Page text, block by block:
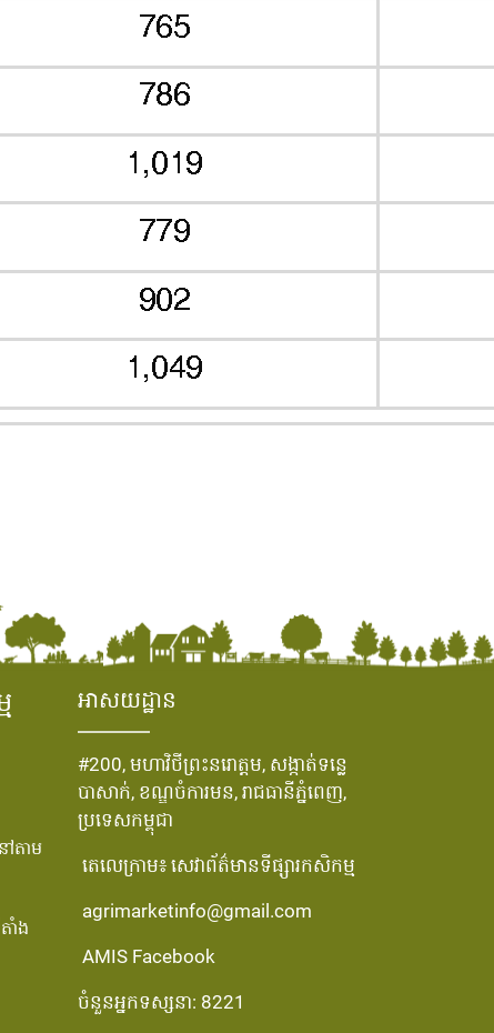
តាម
ាំង
អាសយដ្ឋាន
#200, មហាវិថីព្រះនរោត្តម, សង្កាត់ទន្លេ
បាសាក់, ខណ្ឌចំការមន, រាជធានីភ្នំពេញ,
ប្រទេសកម្ពុជា
តេលេក្រាម៖ សេវាព័ត៌មានទីផ្សារកសិកម្ម
agrimarketinfo@gmail.com
AMIS Facebook
ចំនួនអ្នកទស្សនា: 8221